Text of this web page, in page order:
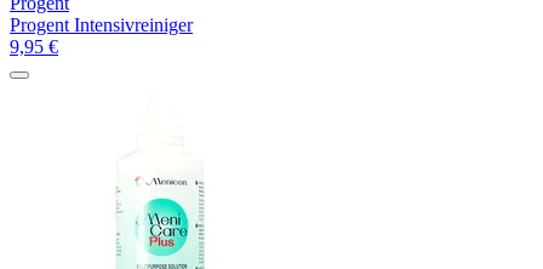
Progent Intensivreiniger
9,95 €